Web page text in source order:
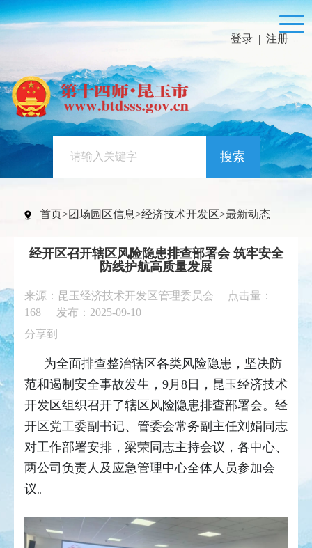
登录 | 注册 |
搜索
首页>团场园区信息>经济技术开发区>最新动态
经开区召开辖区风险隐患排查部署会 筑牢安全
防线护航高质量发展
来源：昆玉经济技术开发区管理委员会 点击量：
168
发布：2025-09-10
分享到
为全面排查整治辖区各类风险隐患，坚决防
范和遏制安全事故发生，9月8日，昆玉经济技术
开发区组织召开了辖区风险隐患排查部署会。经
开区党工委副书记、管委会常务副主任刘娟同志
对工作部署安排，梁荣同志主持会议，各中心、
两公司负责人及应急管理中心全体人员参加会
议。